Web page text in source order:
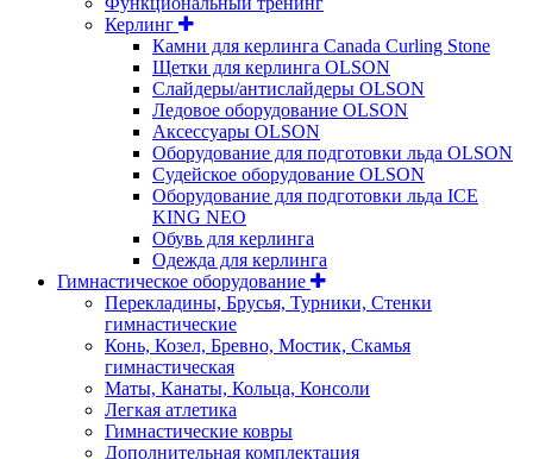
Керлинг
Камни для керлинга Canada Curling Stone
Щетки для керлинга OLSON
Слайдеры/антислайдеры OLSON
Ледовое оборудование OLSON
Аксессуары OLSON
Оборудование для подготовки льда OLSON
Судейское оборудование OLSON
Оборудование для подготовки льда ICE
KING NEO
Обувь для керлинга
Одежда для керлинга
Гимнастическое оборудование
Перекладины, Брусья, Турники, Стенки
гимнастические
Конь, Козел, Бревно, Мостик, Скамья
гимнастическая
Маты, Канаты, Кольца, Консоли
Легкая атлетика
Гимнастические ковры
Дополнительная комплектация